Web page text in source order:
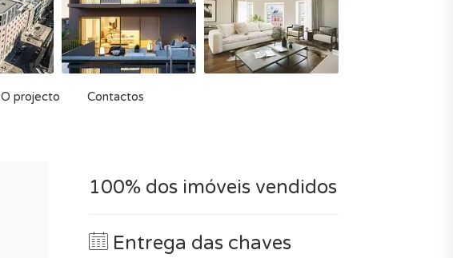
O projecto Contactos
100% dos imóveis vendidos
Entrega das chaves